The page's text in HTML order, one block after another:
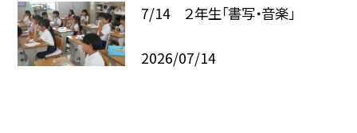
7/14 ２年生「書写・音楽」
2026/07/14